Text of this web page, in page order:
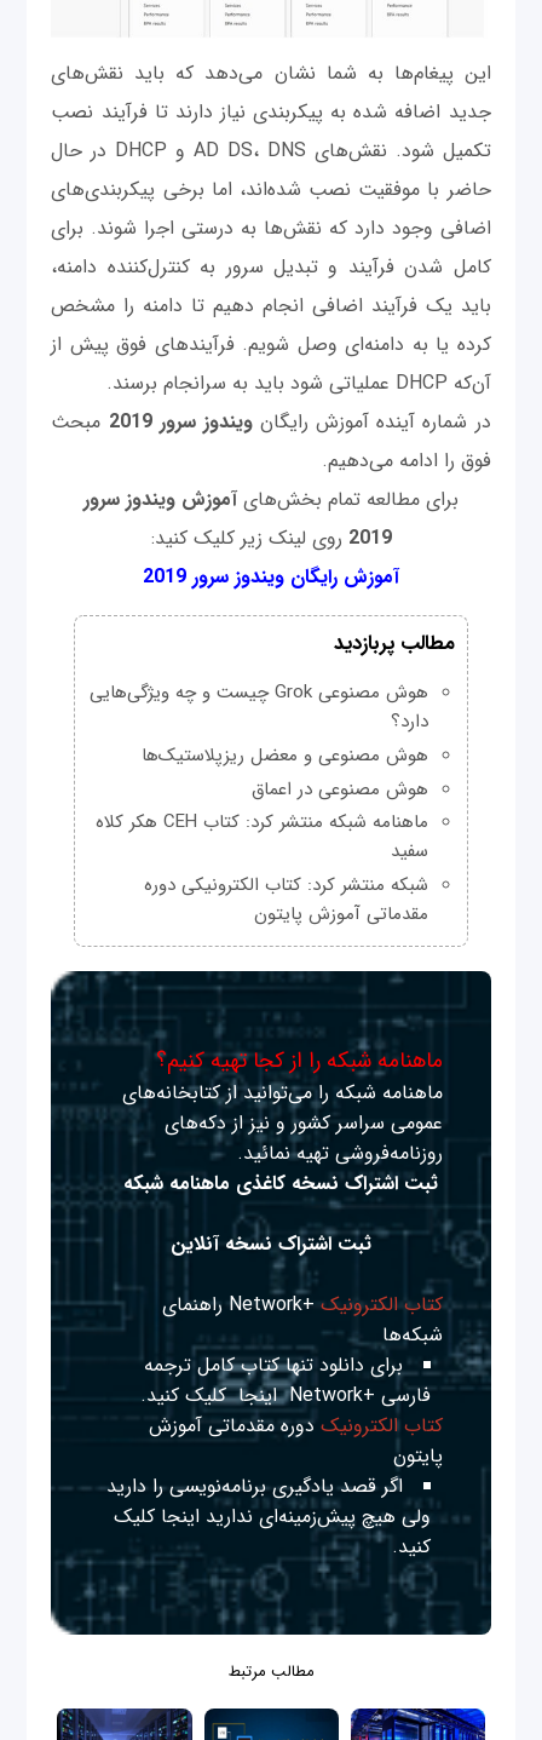
این پیغام‌ها به شما نشان می‌دهد که باید نقش‌های
جدید اضافه شده به پیکربندی نیاز دارند تا فرآیند نصب
تکمیل شود. نقش‌های AD DS، DNS و DHCP در حال
حاضر با موفقیت نصب شده‌اند، اما برخی پیکربندی‌های
اضافی وجود دارد که نقش‌ها به درستی اجرا شوند. برای
کامل شدن فرآیند و تبدیل سرور به کنترل‌کننده دامنه،
باید یک فرآیند اضافی انجام دهیم تا دامنه را مشخص
کرده یا به دامنه‌ای وصل شویم. فرآیند‌های فوق پیش از
آن‌که DHCP عملیاتی شود باید به سرانجام برسند.
در شماره آینده آموزش رایگانویندوز سرور 2019 مبحث
فوق را ادامه می‌دهیم.
برای مطالعه تمام بخش‌هایآموزش ویندوز سرور
2019 روی لینک زیر کلیک کنید:
آموزش رایگان ویندوز سرور 2019
مطالب پربازدید
هوش مصنوعی Grok چیست و چه ویژگی‌هایی
دارد؟
هوش مصنوعی و معضل ریزپلاستیک‌ها
هوش مصنوعی در اعماق
ماهنامه شبکه منتشر کرد: کتاب CEH هکر کلاه
سفید
شبکه منتشر کرد: کتاب الکترونیکی دوره
مقدماتی آموزش پایتون
ماهنامه شبکه را از کجا تهیه کنیم؟
ماهنامه شبکه را می‌توانید از کتابخانه‌های
عمومی سراسر کشور و نیز از دکه‌های
روزنامه‌فروشی تهیه نمائید.
ثبت اشتراک نسخه کاغذی ماهنامه شبکه
ثبت اشتراک نسخه آنلاین
کتاب الکترونیک
+Network راهنمای
شبکه‌ها
برای دانلود تنها کتاب کامل ترجمه
فارسی +Network
اینجا کلیک کنید.
کتاب الکترونیک دوره مقدماتی آموزش
پایتون
اگر قصد یادگیری برنامه‌نویسی را دارید
ولی هیچ پیش‌زمینه‌ای نداریداینجا کلیک
کنید.
مطالب مرتبط